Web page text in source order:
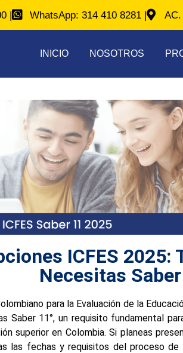
| WhatsApp: 314 410 8281 |
INICIO NOSOTROS
ICFES 2025:
Necesitas Saber
para la Evaluación de la
Saber 11°, un requisito fundamental
superior en Colombia. Si planeas
las fechas y requisitos del proceso de